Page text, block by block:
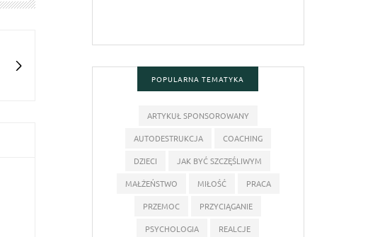
POPULARNA TEMATYKA
ARTYKUŁ SPONSOROWANY
AUTODESTRUKCJA
COACHING
DZIECI
JAK BYĆ SZCZĘŚLIWYM
MAŁŻEŃSTWO
MIŁOŚĆ
PRACA
PRZEMOC
PRZYCIĄGANIE
PSYCHOLOGIA
REALCJE